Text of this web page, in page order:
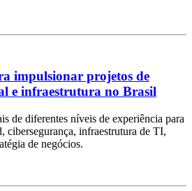
impulsionar projetos de
e infraestrutura no Brasil
de diferentes níveis de experiência para
cibersegurança, infraestrutura de TI,
de negócios.